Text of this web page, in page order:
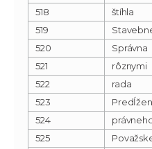
518
štíhla
519
520
Správna
521
rôznymi
522
rada
523
524
525